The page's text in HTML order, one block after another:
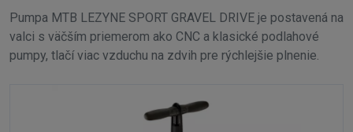
Pumpa MTB LEZYNE SPORT GRAVEL DRIVE je postavená na
valci s väčším priemerom ako CNC a klasické podlahové
pumpy, tlačí viac vzduchu na zdvih pre rýchlejšie plnenie.